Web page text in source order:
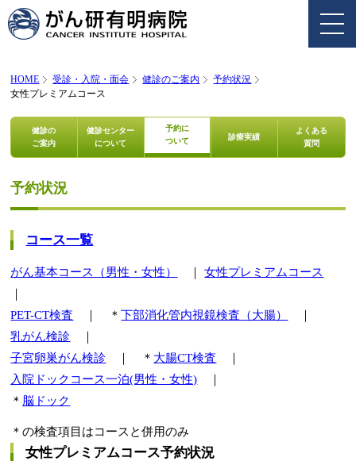
HOME 受診・入院・面会 健診のご案内
予約状況
女性プレミアムコース
健診の
ご案内
健診センター
について
予約に
ついて
診療実績
よくある
質問
予約状況
コース一覧
がん基本コース（男性・女性） ｜女性プレミアムコース
PET-CT検査 ｜ ＊下部消化管内視鏡検査（大腸）
乳がん検診
子宮卵巣がん検診 ｜ ＊ 大腸CT検査
入院ドックコース一泊(男性・女性)
＊ 脳ドック
＊の検査項目はコースと併用のみ
女性プレミアムコース予約状況